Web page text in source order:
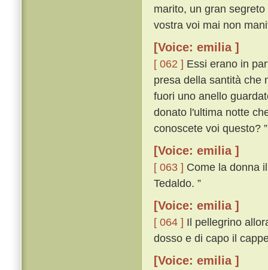
marito, un gran
vostra voi mai non
[Voice: emilia ]
[ 062 ] Essi erano in
presa della santità che
fuori uno anello
donato l'ultima notte
conoscete voi questo? ”
[Voice: emilia ]
[ 063 ] Come la donna
Tedaldo. ”
[Voice: emilia ]
[ 064 ] Il pellegrino
dosso e di capo il
[Voice: emilia ]